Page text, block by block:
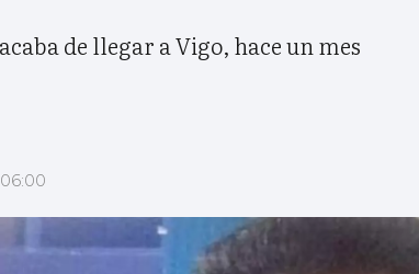
de llegar a Vigo, hace un mes